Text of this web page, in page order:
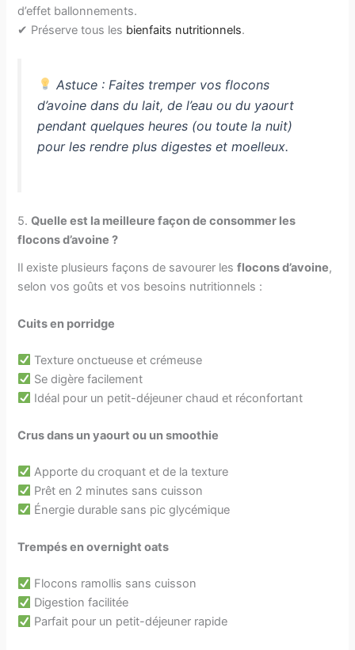
d’effet ballonnements.
✔ Préserve tous les bienfaits nutritionnels.
Astuce : Faites tremper vos flocons
d’avoine dans du lait, de l’eau ou du yaourt
pendant quelques heures (ou toute la nuit)
pour les rendre plus digestes et moelleux.
5.Quelle est la meilleure façon de consommer les
flocons d’avoine ?
Il existe plusieurs façons de savourer lesflocons d’avoine,
selon vos goûts et vos besoins nutritionnels :
Cuits en porridge
Texture onctueuse et crémeuse
Se digère facilement
Idéal pour un petit-déjeuner chaud et réconfortant
Crus dans un yaourt ou un smoothie
Apporte du croquant et de la texture
Prêt en 2 minutes sans cuisson
Énergie durable sans pic glycémique
Trempés en overnight oats
Flocons ramollis sans cuisson
Digestion facilitée
Parfait pour un petit-déjeuner rapide